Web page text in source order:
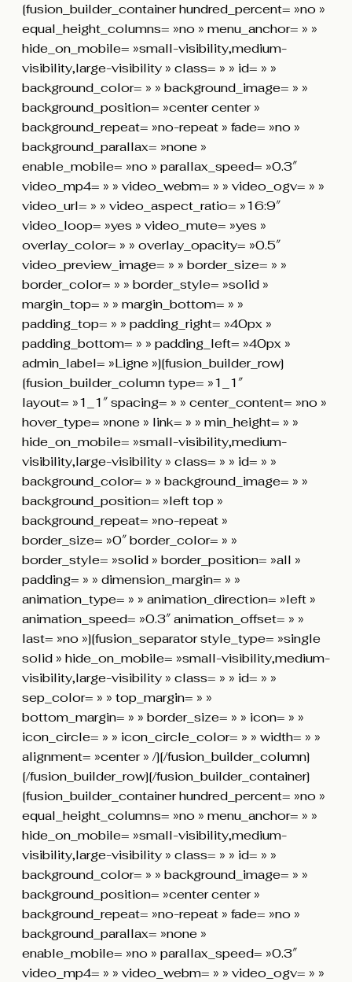
[fusion_builder_container hundred_percent= »no »
equal_height_columns= »no » menu_anchor= » »
hide_on_mobile= »small-visibility,medium-
visibility,large-visibility » class= » » id= » »
background_color= » » background_image= » »
background_position= »center center »
background_repeat= »no-repeat » fade= »no »
background_parallax= »none »
enable_mobile= »no » parallax_speed= »0.3″
video_mp4= » » video_webm= » » video_ogv= » »
video_url= » » video_aspect_ratio= »16:9″
video_loop= »yes » video_mute= »yes »
overlay_color= » » overlay_opacity= »0.5″
video_preview_image= » » border_size= » »
border_color= » » border_style= »solid »
margin_top= » » margin_bottom= » »
padding_top= » » padding_right= »40px »
padding_bottom= » » padding_left= »40px »
admin_label= »Ligne »][fusion_builder_row]
[fusion_builder_column type= »1_1″
layout= »1_1″ spacing= » » center_content= »no »
hover_type= »none » link= » » min_height= » »
hide_on_mobile= »small-visibility,medium-
visibility,large-visibility » class= » » id= » »
background_color= » » background_image= » »
background_position= »left top »
background_repeat= »no-repeat »
border_size= »0″ border_color= » »
border_style= »solid » border_position= »all »
padding= » » dimension_margin= » »
animation_type= » » animation_direction= »left »
animation_speed= »0.3″ animation_offset= » »
last= »no »][fusion_separator style_type= »single
solid » hide_on_mobile= »small-visibility,medium-
visibility,large-visibility » class= » » id= » »
sep_color= » » top_margin= » »
bottom_margin= » » border_size= » » icon= » »
icon_circle= » » icon_circle_color= » » width= » »
alignment= »center » /][/fusion_builder_column]
[/fusion_builder_row][/fusion_builder_container]
[fusion_builder_container hundred_percent= »no »
equal_height_columns= »no » menu_anchor= » »
hide_on_mobile= »small-visibility,medium-
visibility,large-visibility » class= » » id= » »
background_color= » » background_image= » »
background_position= »center center »
background_repeat= »no-repeat » fade= »no »
background_parallax= »none »
enable_mobile= »no » parallax_speed= »0.3″
video_mp4= » » video_webm= » » video_ogv= » »